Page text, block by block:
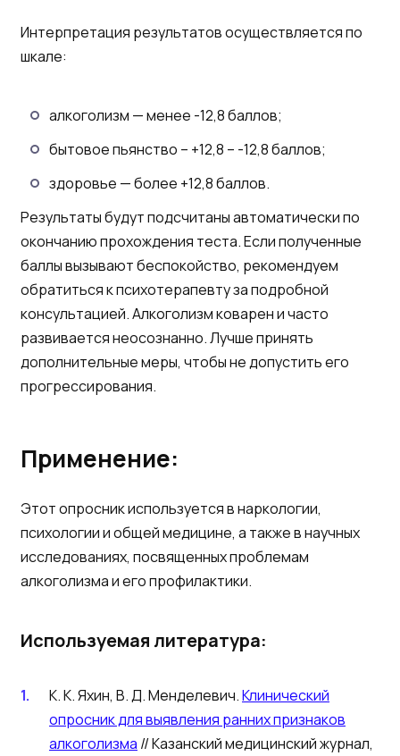
Интерпретация результатов осуществляется по
шкале:
алкоголизм — менее -12,8 баллов;
бытовое пьянство – +12,8 – -12,8 баллов;
здоровье — более +12,8 баллов.
Результаты будут подсчитаны автоматически по
окончанию прохождения теста. Если полученные
баллы вызывают беспокойство, рекомендуем
обратиться к психотерапевту за подробной
консультацией. Алкоголизм коварен и часто
развивается неосознанно. Лучше принять
дополнительные меры, чтобы не допустить его
прогрессирования.
Применение:
Этот опросник используется в наркологии,
психологии и общей медицине, а также в научных
исследованиях, посвященных проблемам
алкоголизма и его профилактики.
Используемая литература:
К. К. Яхин, В. Д. Менделевич.Клинический
опросник для выявления ранних признаков
алкоголизма // Казанский медицинский журнал,